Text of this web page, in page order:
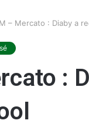
– Mercato : Diaby a
: